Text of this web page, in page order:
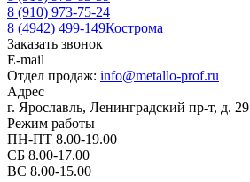
8 (910) 973-75-24
8 (4942) 499-149Кострома
Заказать звонок
E-mail
Отдел продаж: info@metallo-prof.ru
Адрес
г. Ярославль, Ленинградский пр-т, д. 29
Режим работы
ПН-ПТ 8.00-19.00
СБ 8.00-17.00
ВС 8.00-15.00